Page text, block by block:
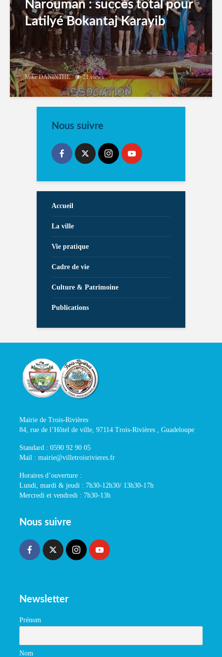
Narouman : succés total pour
Latilyé Bokantaj Karayib
Mike DANINTHE 21 views
Nous suivre
Accueil
La ville
Vie pratique
Cadre de vie
Culture & Patrimoine
Publications
Mairie de Trois-Rivières
84, rue de l’Hôtel de ville, 97114 Trois-Rivières , Guadeloupe
Standard : 0590 92 90 05
Mail : mairie@villetroisrivieres.fr
Horaires d’ouverture :
Lundi, mardi & jeudi : 7h30-12h30/ 13h30-17h
Mercredi et vendredi : 7h30-13h
Nous suivre
Newsletter
Prénom
Nom